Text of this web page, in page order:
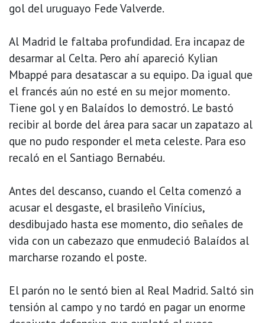
gol del uruguayo Fede Valverde.
Al Madrid le faltaba profundidad. Era incapaz de
desarmar al Celta. Pero ahí apareció Kylian
Mbappé para desatascar a su equipo. Da igual que
el francés aún no esté en su mejor momento.
Tiene gol y en Balaídos lo demostró. Le bastó
recibir al borde del área para sacar un zapatazo al
que no pudo responder el meta celeste. Para eso
recaló en el Santiago Bernabéu.
Antes del descanso, cuando el Celta comenzó a
acusar el desgaste, el brasileño Vinícius,
desdibujado hasta ese momento, dio señales de
vida con un cabezazo que enmudeció Balaídos al
marcharse rozando el poste.
El parón no le sentó bien al Real Madrid. Saltó sin
tensión al campo y no tardó en pagar un enorme